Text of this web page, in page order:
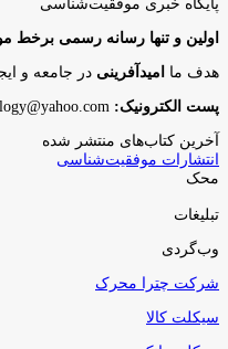
پایگاه‌ خبری موفقیت‌شناسی
اولین و تنها رسانه رسمی برخط
هدف ما امیدآفرینی در جامعه و
پست الکترونیک:
آخرین کتاب‌های منتشر شده
انتشارات موفقیت‌شناسی
محک
تبلیغات
وب‌گردی
شرکت چترا محرک
سیکلت کالا